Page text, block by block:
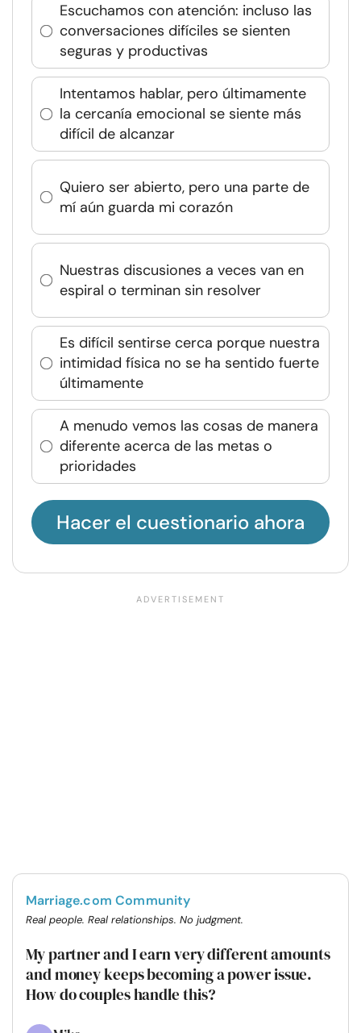
Escuchamos con atención: incluso las
conversaciones difíciles se sienten
seguras y productivas
Intentamos hablar, pero últimamente
la cercanía emocional se siente más
difícil de alcanzar
Quiero ser abierto, pero una parte de
mí aún guarda mi corazón
Nuestras discusiones a veces van en
espiral o terminan sin resolver
Es difícil sentirse cerca porque nuestra
intimidad física no se ha sentido fuerte
últimamente
A menudo vemos las cosas de manera
diferente acerca de las metas o
prioridades
Hacer el cuestionario ahora
Marriage.com Community
Real people. Real relationships. No judgment.
My partner and I earn very different amounts
and money keeps becoming a power issue.
How do couples handle this?